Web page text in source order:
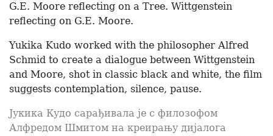
G.E. Moore reflecting on a Tree. Wittgenstein
reflecting on G.E. Moore.
Yukika Kudo worked with the philosopher Alfred
Schmid to create a dialogue between Wittgenstein
and Moore, shot in classic black and white, the film
suggests contemplation, silence, pause.
Јукика Кудо сарађивала је с филозофом
Алфредом Шмитом на креирању дијалога